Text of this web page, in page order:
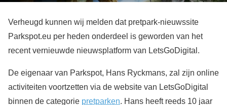
Verheugd kunnen wij melden dat pretpark-nieuwssite
Parkspot.eu per heden onderdeel is geworden van het
recent vernieuwde nieuwsplatform van LetsGoDigital.
De eigenaar van Parkspot, Hans Ryckmans, zal zijn online
activiteiten voortzetten via de website van LetsGoDigital
binnen de categorie pretparken. Hans heeft reeds 10 jaar